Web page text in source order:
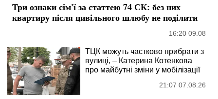
Три ознаки сім'ї за статтею 74 СК: без них
квартиру після цивільного шлюбу не поділити
16:20 09.08
ТЦК можуть частково прибрати з
вулиці, – Катерина Котенкова
про майбутні зміни у мобілізації
21:07 07.08.26